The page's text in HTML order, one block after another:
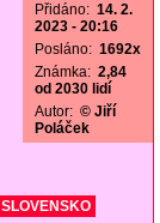
Přidáno: 14. 2.
2023 - 20:16
Posláno: 1692x
Známka: 2,84
od 2030 lidí
Autor: © Jiří
Poláček
SLOVENSKO